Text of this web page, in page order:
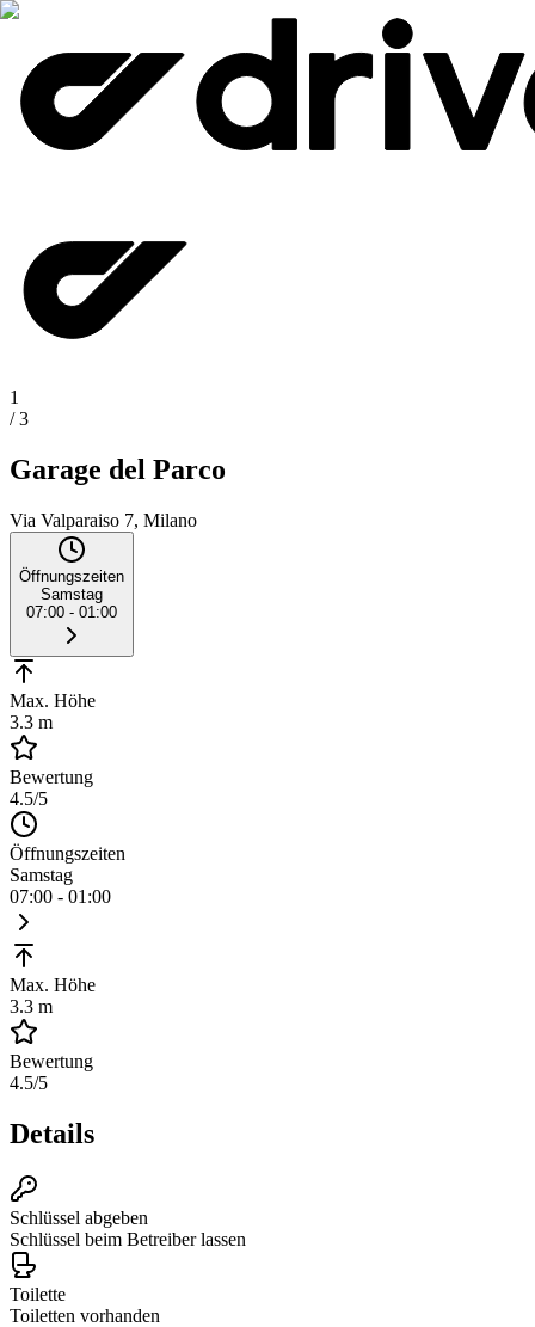
1
/3
Garage del Parco
Via Valparaiso 7, Milano
Öffnungszeiten
Samstag
07:00 - 01:00
Max. Höhe
3.3 m
Bewertung
4.5/5
Öffnungszeiten
Samstag
07:00 - 01:00
Max. Höhe
3.3 m
Bewertung
4.5/5
Details
Schlüssel abgeben
Schlüssel beim Betreiber lassen
Toilette
Toiletten vorhanden